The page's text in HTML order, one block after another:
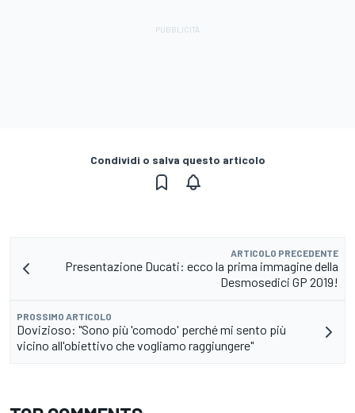
Condividi o salva questo articolo
ARTICOLO PRECEDENTE
Presentazione Ducati: ecco la prima immagine della
Desmosedici GP 2019!
PROSSIMO ARTICOLO
Dovizioso: "Sono più 'comodo' perché mi sento più
vicino all'obiettivo che vogliamo raggiungere"